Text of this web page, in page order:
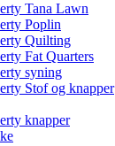
Tana Lawn
Poplin
Quilting
Fat Quarters
syning
Stof og knapper
knapper